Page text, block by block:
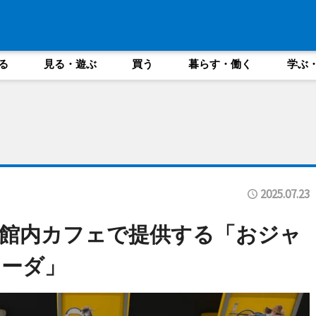
見る・遊ぶ 買う 暮らす・働く 学ぶ
2025.07.23
内カフェで提供する「おジャ
ダ」